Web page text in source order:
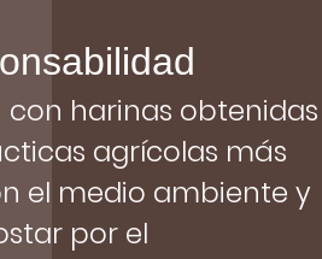
harinas obtenidas
agrícolas más
el medio ambiente y
por el